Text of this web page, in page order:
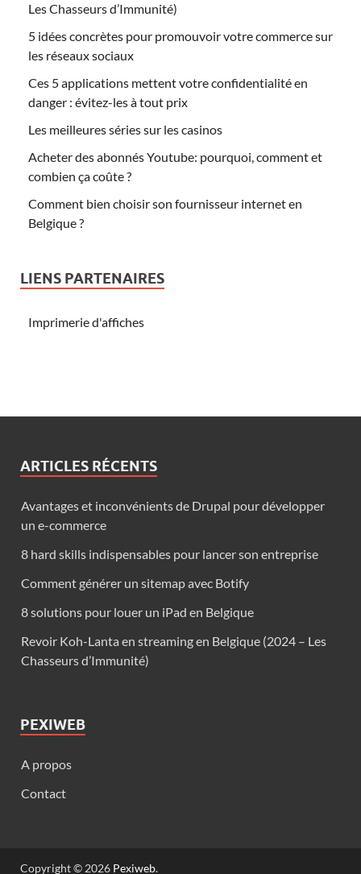
Les Chasseurs d’Immunité)
5 idées concrètes pour promouvoir votre commerce sur
les réseaux sociaux
Ces 5 applications mettent votre confidentialité en
danger : évitez-les à tout prix
Les meilleures séries sur les casinos
Acheter des abonnés Youtube: pourquoi, comment et
combien ça coûte ?
Comment bien choisir son fournisseur internet en
Belgique ?
LIENS PARTENAIRES
Imprimerie d'affiches
ARTICLES RÉCENTS
Avantages et inconvénients de Drupal pour développer
un e-commerce
8 hard skills indispensables pour lancer son entreprise
Comment générer un sitemap avec Botify
8 solutions pour louer un iPad en Belgique
Revoir Koh-Lanta en streaming en Belgique (2024 – Les
Chasseurs d’Immunité)
PEXIWEB
A propos
Contact
Copyright © 2026 Pexiweb.